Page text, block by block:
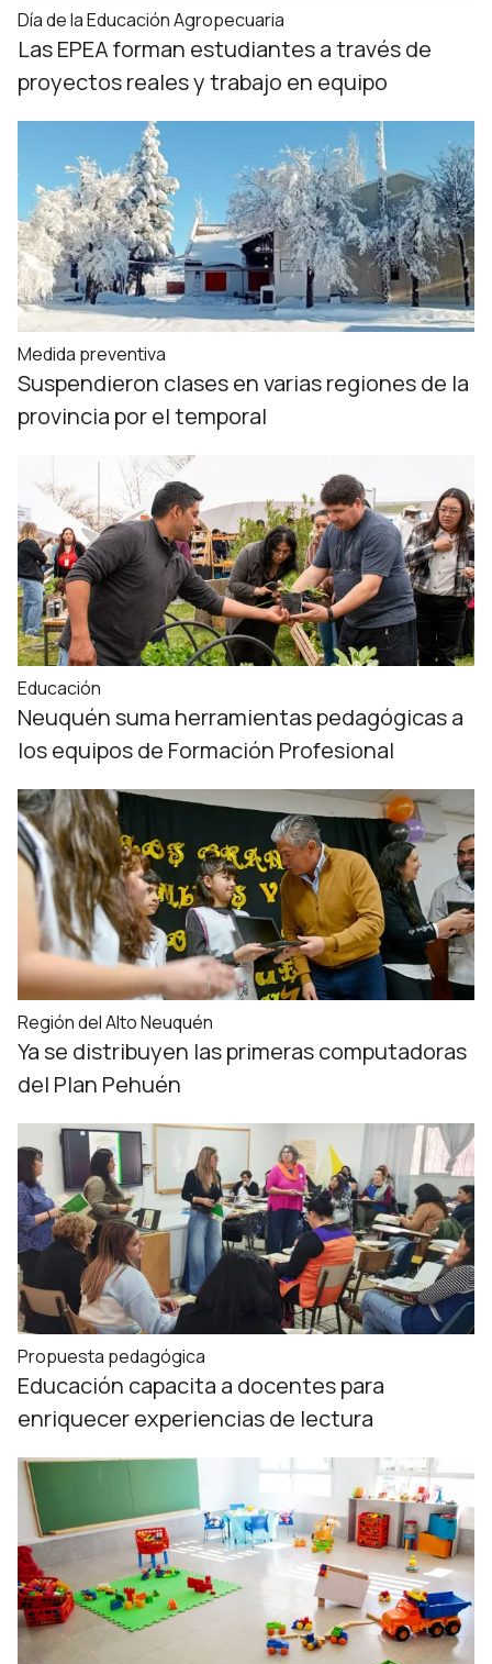
Día de la Educación Agropecuaria
Las EPEA forman estudiantes a través de
proyectos reales y trabajo en equipo
Medida preventiva
Suspendieron clases en varias regiones de la
provincia por el temporal
Educación
Neuquén suma herramientas pedagógicas a
los equipos de Formación Profesional
Región del Alto Neuquén
Ya se distribuyen las primeras computadoras
del Plan Pehuén
Propuesta pedagógica
Educación capacita a docentes para
enriquecer experiencias de lectura